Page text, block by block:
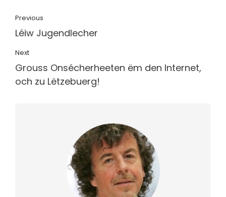
Previous
Léiw Jugendlecher
Next
Grouss Onsécherheeten ëm den Internet,
och zu Lëtzebuerg!